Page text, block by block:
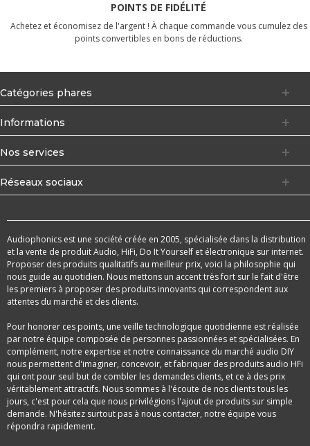
POINTS DE FIDÉLITÉ
Achetez et économisez de l'argent ! À chaque commande vous cumulez des
points convertibles en bons de réductions.
Catégories phares
Informations
Nos services
Réseaux sociaux
Audiophonics est une société créée en 2005, spécialisée dans la distribution
et la vente de produit Audio, HiFi, Do It Yourself et électronique sur internet.
Proposer des produits qualitatifs au meilleur prix, voici la philosophie qui
nous guide au quotidien. Nous mettons un accent très fort sur le fait d'être
les premiers à proposer des produits innovants qui correspondent aux
attentes du marché et des clients.
Pour honorer ces points, une veille technologique quotidienne est réalisée
par notre équipe composée de personnes passionnées et spécialisées. En
complément, notre expertise et notre connaissance du marché audio DIY
nous permettent d'imaginer, concevoir, et fabriquer des produits audio HFi
qui ont pour seul but de combler les demandes clients, et ce à des prix
véritablement attractifs. Nous sommes à l'écoute de nos clients tous les
jours, c'est pour cela que nous privilégions l'ajout de produits sur simple
demande. N'hésitez surtout pas à nous contacter, notre équipe vous
répondra rapidement.